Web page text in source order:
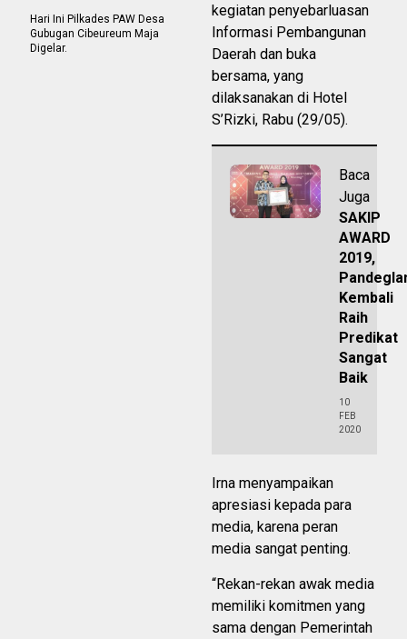
kegiatan penyebarluasan
Informasi Pembangunan
Daerah dan buka
bersama, yang
dilaksanakan di Hotel
S’Rizki, Rabu (29/05).
Baca
Juga
SAKIP
AWARD
2019,
Kembali
Raih
Predikat
Sangat
Baik
10
FEB
2020
Irna menyampaikan
apresiasi kepada para
media, karena peran
media sangat penting.
“Rekan-rekan awak media
memiliki komitmen yang
sama dengan Pemerintah
Hari Ini Pilkades PAW Desa
Gubugan Cibeureum Maja
Digelar.